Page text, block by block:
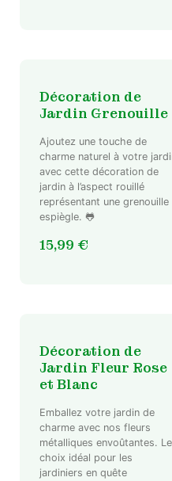
Décoration de
Jardin Grenouille
Ajoutez une touche de
charme naturel à votre
avec cette décoration de
jardin à l’aspect rouillé
représentant une grenouille
espiègle. 🐸
15,99 €
Décoration de
Jardin Fleur Rose
et Blanc
Emballez votre jardin de
charme avec nos fleurs
métalliques envoûtantes. Le
choix idéal pour les
jardiniers en quête